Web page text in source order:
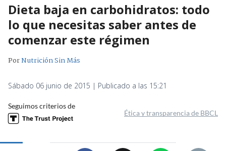
Dieta baja en carbohidratos: todo
lo que necesitas saber antes de
comenzar este régimen
PorNutrición Sin Más
Sábado 06 junio de 2015 | Publicado a las 15:21
Seguimos criterios de
Ética y transparencia de BBCL